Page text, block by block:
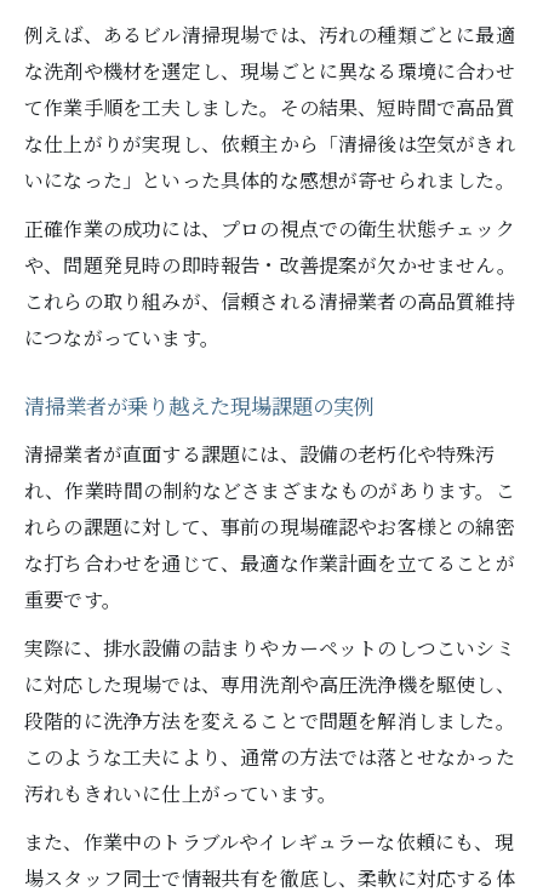
例えば、あるビル清掃現場では、汚れの種類ごとに最適
な洗剤や機材を選定し、現場ごとに異なる環境に合わせ
て作業手順を工夫しました。その結果、短時間で高品質
な仕上がりが実現し、依頼主から「清掃後は空気がきれ
いになった」といった具体的な感想が寄せられました。
正確作業の成功には、プロの視点での衛生状態チェック
や、問題発見時の即時報告・改善提案が欠かせません。
これらの取り組みが、信頼される清掃業者の高品質維持
につながっています。
清掃業者が乗り越えた現場課題の実例
清掃業者が直面する課題には、設備の老朽化や特殊汚
れ、作業時間の制約などさまざまなものがあります。こ
れらの課題に対して、事前の現場確認やお客様との綿密
な打ち合わせを通じて、最適な作業計画を立てることが
重要です。
実際に、排水設備の詰まりやカーペットのしつこいシミ
に対応した現場では、専用洗剤や高圧洗浄機を駆使し、
段階的に洗浄方法を変えることで問題を解消しました。
このような工夫により、通常の方法では落とせなかった
汚れもきれいに仕上がっています。
また、作業中のトラブルやイレギュラーな依頼にも、現
場スタッフ同士で情報共有を徹底し、柔軟に対応する体